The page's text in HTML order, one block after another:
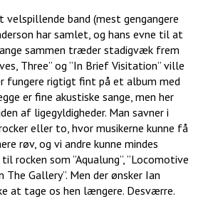
band (mest gengangere
har samlet, og hans evne til at
sammen træder stadigvæk frem
Three” og ”In Brief Visitation” ville
fungere rigtigt fint på et album med
er fine akustiske sange, men her
af ligegyldigheder. Man savner i
eller to, hvor musikerne kunne få
røv, og vi andre kunne mindes
rocken som ”Aqualung”, ”Locomotive
The Gallery”. Men der ønsker Ian
at tage os hen længere. Desværre.